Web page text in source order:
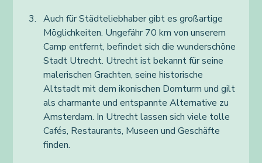
Auch für Städteliebhaber gibt es großartige
Möglichkeiten. Ungefähr 70 km von unserem
Camp entfernt, befindet sich die wunderschöne
Stadt Utrecht. Utrecht ist bekannt für seine
malerischen Grachten, seine historische
Altstadt mit dem ikonischen Domturm und gilt
als charmante und entspannte Alternative zu
Amsterdam. In Utrecht lassen sich viele tolle
Cafés, Restaurants, Museen und Geschäfte
finden.